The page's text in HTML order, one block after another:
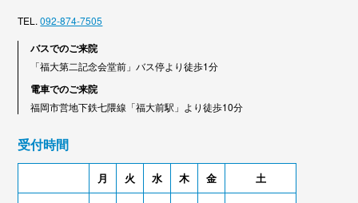
TEL.092-874-7505
バスでのご来院
「福大第二記念会堂前」バス停より徒歩1分
電車でのご来院
福岡市営地下鉄七隈線「福大前駅」より徒歩10分
受付時間
月 火 水 木 金 土